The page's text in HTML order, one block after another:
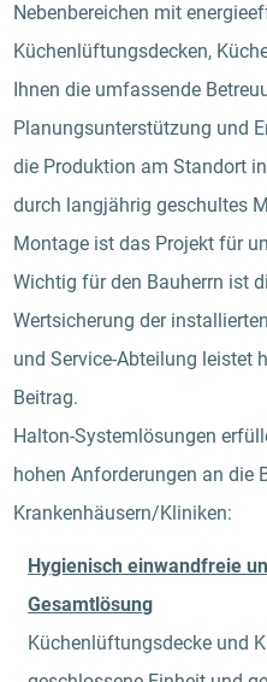
Nebenbereichen mit
Küchenlüftungsdecken,
Ihnen die umfassende
Planungsunterstützung und
die Produktion am Standort
durch langjährig geschultes
Montage ist das Projekt für
Wichtig für den Bauherrn ist
Wertsicherung der
und Service-Abteilung leistet
Beitrag.
Halton-Systemlösungen
hohen Anforderungen an die
Krankenhäusern/Kliniken:
Hygienisch einwandfreie
Gesamtlösung
Küchenlüftungsdecke und